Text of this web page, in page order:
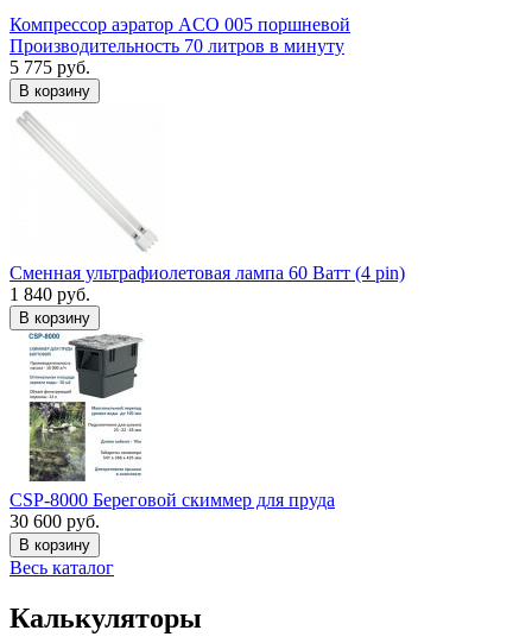
Компрессор аэратор ACO 005 поршневой
Производительность 70 литров в минуту
5 775 руб.
В корзину
Сменная ультрафиолетовая лампа 60 Ватт (4 pin)
1 840 руб.
В корзину
CSP-8000 Береговой скиммер для пруда
30 600 руб.
В корзину
Весь каталог
Калькуляторы